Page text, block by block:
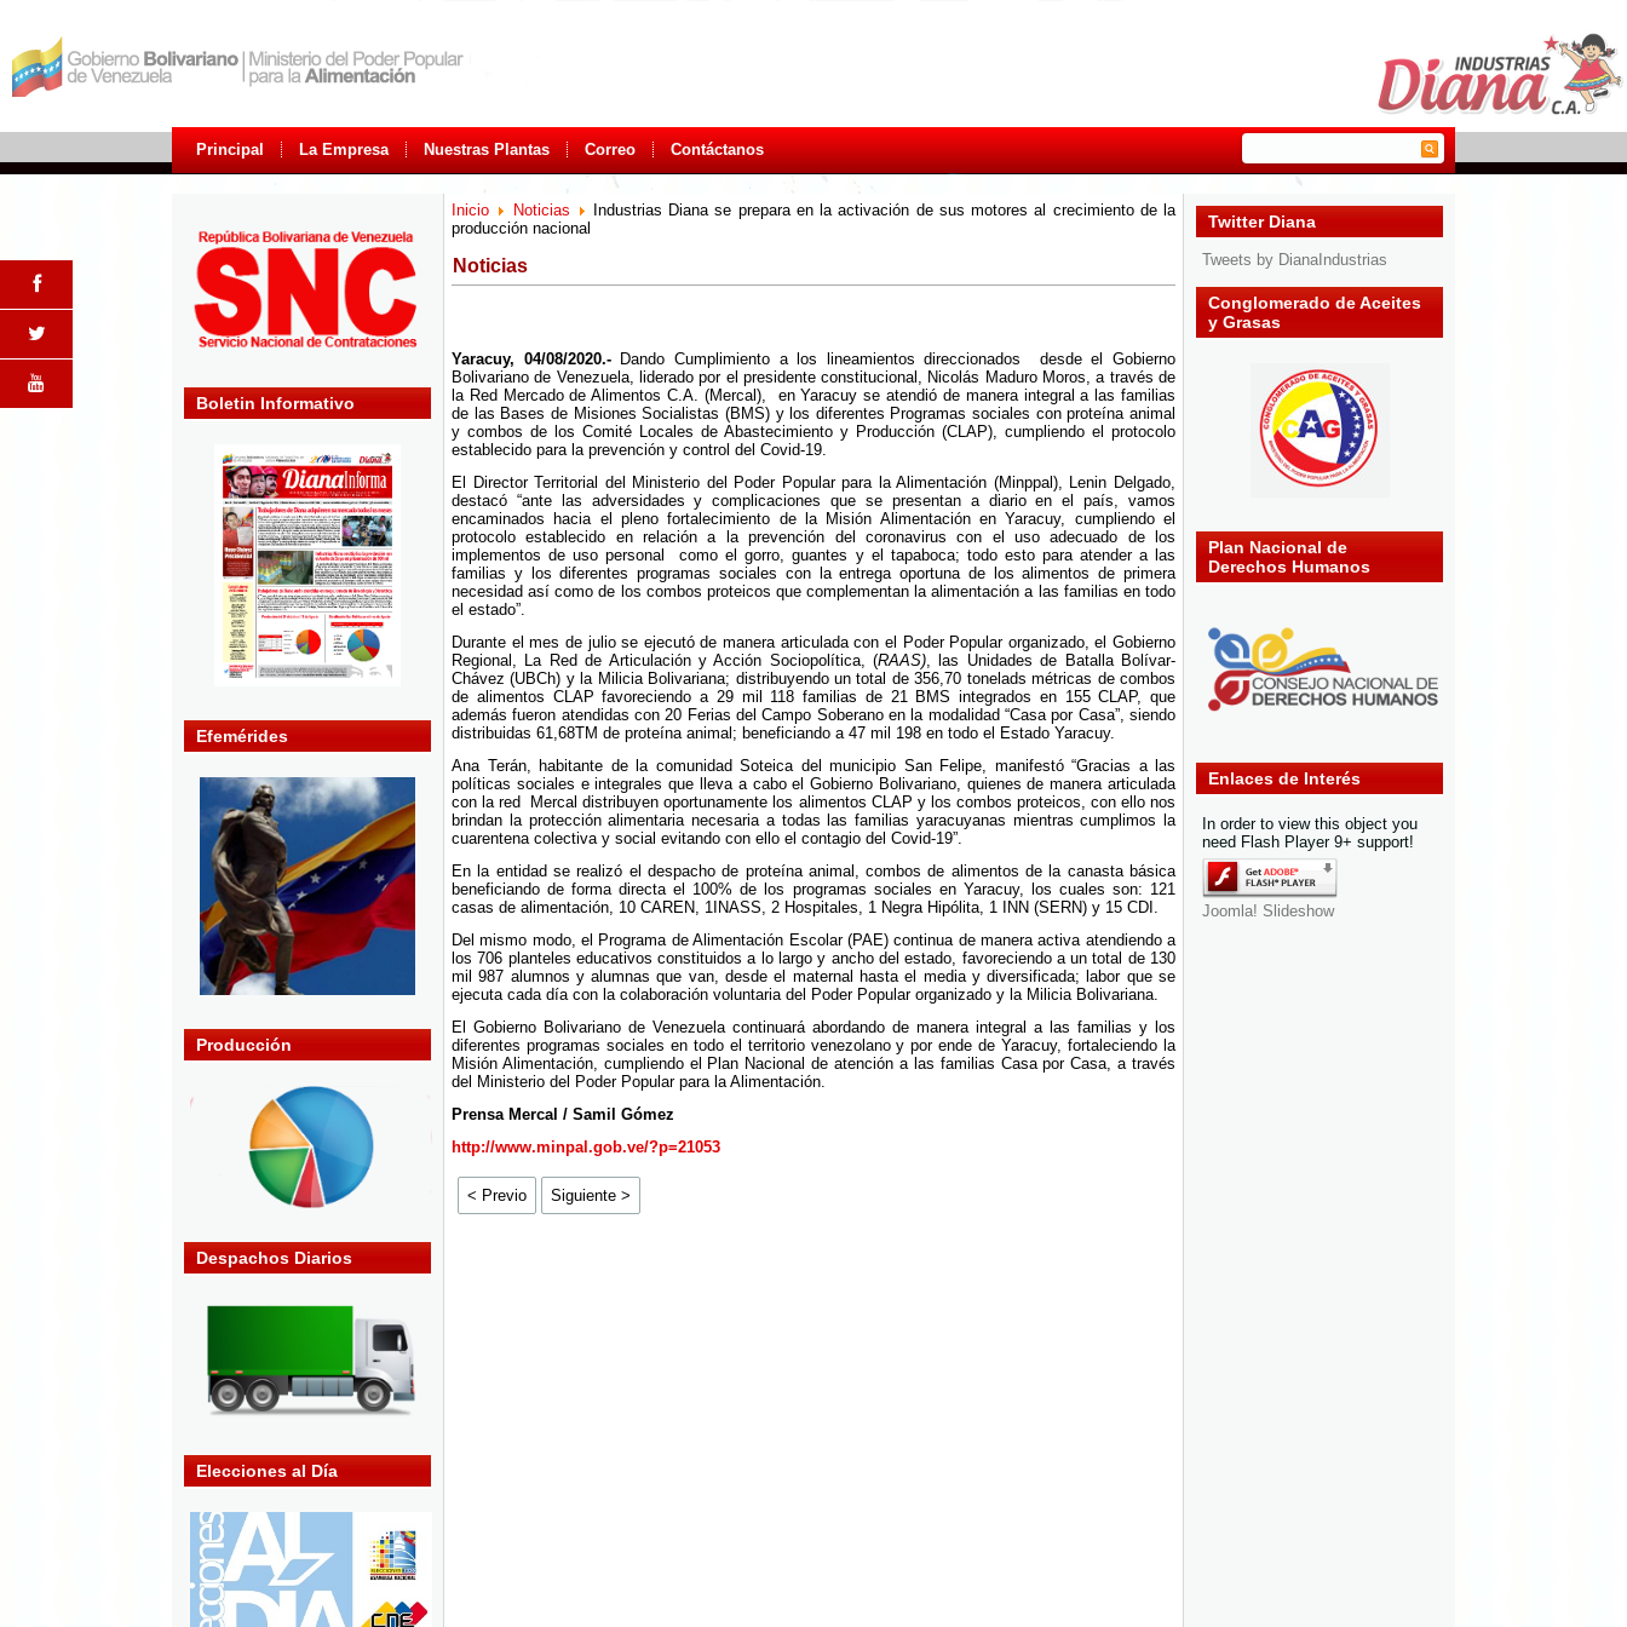
Principal La Empresa Nuestras Plantas Correo Contáctanos
Boletin Informativo
Efemérides
Producción
Despachos Diarios
Elecciones al Día
Inicio Noticias
Industrias Diana se prepara en la activación de sus motores al crecimiento de la
producción nacional
Noticias
Yaracuy, 04/08/2020.-Dando Cumplimiento a los lineamientos direccionados desde el Gobierno
Bolivariano de Venezuela, liderado por el presidente constitucional, Nicolás Maduro Moros, a través de
la Red Mercado de Alimentos C.A. (Mercal), en Yaracuy se atendió de manera integral a las familias
de las Bases de Misiones Socialistas (BMS) y los diferentes Programas sociales con proteína animal
y combos de los Comité Locales de Abastecimiento y Producción (CLAP), cumpliendo el protocolo
establecido para la prevención y control del Covid-19.
El Director Territorial del Ministerio del Poder Popular para la Alimentación (Minppal), Lenin Delgado,
destacó “ante las adversidades y complicaciones que se presentan a diario en el país, vamos
encaminados hacia el pleno fortalecimiento de la Misión Alimentación en Yaracuy, cumpliendo el
protocolo establecido en relación a la prevención del coronavirus con el uso adecuado de los
implementos de uso personal como el gorro, guantes y el tapaboca; todo esto para atender a las
familias y los diferentes programas sociales con la entrega oportuna de los alimentos de primera
necesidad así como de los combos proteicos que complementan la alimentación a las familias en todo
el estado”.
Durante el mes de julio se ejecutó de manera articulada con el Poder Popular organizado, el Gobierno
Regional, La Red de Articulación y Acción Sociopolítica, (RAAS), las Unidades de Batalla Bolívar-
Chávez (UBCh) y la Milicia Bolivariana; distribuyendo un total de 356,70 tonelads métricas de combos
de alimentos CLAP favoreciendo a 29 mil 118 familias de 21 BMS integrados en 155 CLAP, que
además fueron atendidas con 20 Ferias del Campo Soberano en la modalidad “Casa por Casa”, siendo
distribuidas 61,68TM de proteína animal; beneficiando a 47 mil 198 en todo el Estado Yaracuy.
Ana Terán, habitante de la comunidad Soteica del municipio San Felipe, manifestó “Gracias a las
políticas sociales e integrales que lleva a cabo el Gobierno Bolivariano, quienes de manera articulada
con la red Mercal distribuyen oportunamente los alimentos CLAP y los combos proteicos, con ello nos
brindan la protección alimentaria necesaria a todas las familias yaracuyanas mientras cumplimos la
cuarentena colectiva y social evitando con ello el contagio del Covid-19”.
En la entidad se realizó el despacho de proteína animal, combos de alimentos de la canasta básica
beneficiando de forma directa el 100% de los programas sociales en Yaracuy, los cuales son: 121
casas de alimentación, 10 CAREN, 1INASS, 2 Hospitales, 1 Negra Hipólita, 1 INN (SERN) y 15 CDI.
Del mismo modo, el Programa de Alimentación Escolar (PAE) continua de manera activa atendiendo a
los 706 planteles educativos constituidos a lo largo y ancho del estado, favoreciendo a un total de 130
mil 987 alumnos y alumnas que van, desde el maternal hasta el media y diversificada; labor que se
ejecuta cada día con la colaboración voluntaria del Poder Popular organizado y la Milicia Bolivariana.
El Gobierno Bolivariano de Venezuela continuará abordando de manera integral a las familias y los
diferentes programas sociales en todo el territorio venezolano y por ende de Yaracuy, fortaleciendo la
Misión Alimentación, cumpliendo el Plan Nacional de atención a las familias Casa por Casa, a través
del Ministerio del Poder Popular para la Alimentación.
Prensa Mercal / Samil Gómez
http://www.minpal.gob.ve/?p=21053
< Previo Siguiente >
Twitter Diana
Tweets by DianaIndustrias
Conglomerado de Aceites
y Grasas
Plan Nacional de
Derechos Humanos
Enlaces de Interés
In order to view this object you
need Flash Player 9+ support!
Joomla! Slideshow